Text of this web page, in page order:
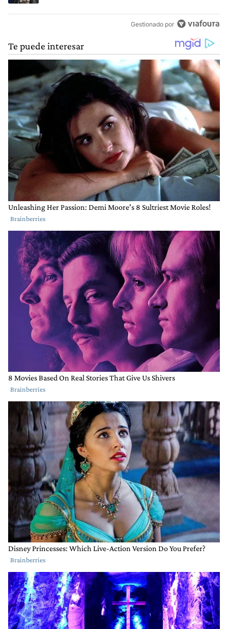
Gestionado por